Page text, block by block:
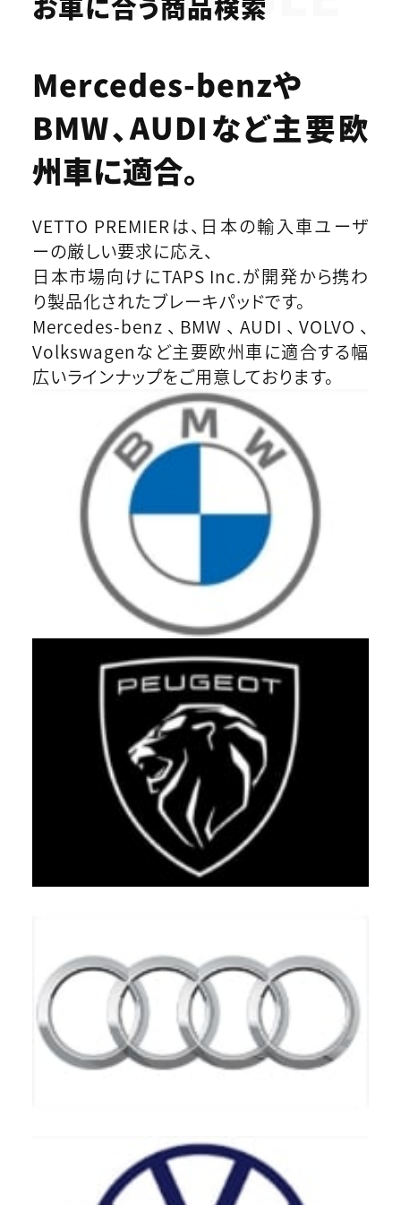
Mercedes-benzや
BMW、AUDIなど主要欧
州車に適合。
VETTO PREMIERは、日本の輸入車ユーザ
ーの厳しい要求に応え、
日本市場向けにTAPS Inc.が開発から携わ
り製品化されたブレーキパッドです。
Mercedes-benz、BMW、AUDI、VOLVO、
Volkswagenなど主要欧州車に適合する幅
広いラインナップをご用意しております。